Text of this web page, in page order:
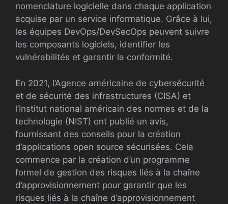
nomenclature logicielle dans chaque application
acquise par un service informatique. Grâce à lui,
les équipes DevOps/DevSecOps peuvent suivre
les composants logiciels, identifier les
vulnérabilités et garantir la conformité.
En 2021, l’Agence américaine de cybersécurité
et de sécurité des infrastructures (CISA) et
l’Institut national américain des normes et de la
technologie (NIST) ont publié un avis,
fournissant des conseils pour la création
d’applications open source sécurisées. Cela
commence par la création d’un programme
formel de gestion des risques liés à la chaîne
d’approvisionnement pour garantir que les
risques liés à la chaîne d’approvisionnement